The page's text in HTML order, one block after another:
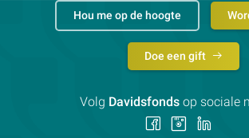
Hou me op de hoogte
Doe een gift
Volg Davidsfondsop sociale
Volg Volg